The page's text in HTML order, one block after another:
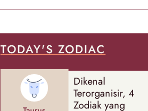
TODAY'S ZODIAC
Dikenal
Terorganisir, 4
Zodiak yang